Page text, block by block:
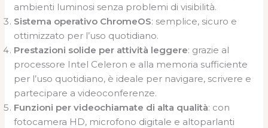
ambienti luminosi senza problemi di visibilità.
Sistema operativo ChromeOS: semplice, sicuro e
ottimizzato per l’uso quotidiano.
Prestazioni solide per attività leggere: grazie al
processore Intel Celeron e alla memoria sufficiente
per l’uso quotidiano, è ideale per navigare, scrivere e
partecipare a videoconferenze.
Funzioni per videochiamate di alta qualità: con
fotocamera HD, microfono digitale e altoparlanti